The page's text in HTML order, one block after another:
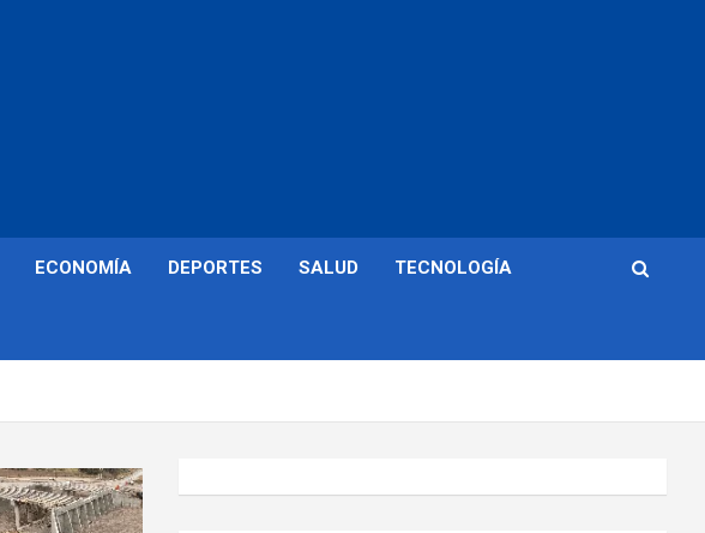
ECONOMÍA DEPORTES SALUD TECNOLOGÍA